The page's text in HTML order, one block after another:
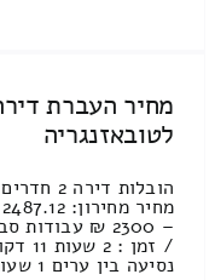
לטובאזנגריה
הובלות
נסיעה בין ערים 1 שעות , 22 דקות [...]